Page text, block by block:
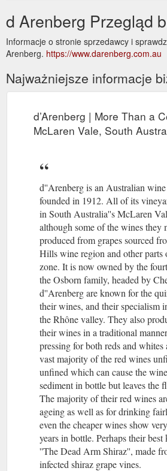
d Arenberg Przegląd
Informacje o stronie sprzedawcy i
Arenberg. https://www.darenberg.com.au
Najważniejsze informacje
d’Arenberg | More Than a
McLaren Vale, South
d''Arenberg is an Australian
founded in 1912. All of its
in South Australia''s McLaren
although some of the wines they
produced from grapes sourced
Hills wine region and other parts
zone. It is now owned by the
the Osborn family, headed by
d''Arenberg are known for the
their wines, and their specialism
the Rhône valley. They also
their wines in a traditional
pressing for both reds and
vast majority of the red wines
unfined which can cause the
sediment in bottle but leaves the
The majority of their red wines
ageing as well as for drinking
even the cheaper wines show
years in bottle. Perhaps their
''The Dead Arm Shiraz'', made
infected shiraz grape vines.